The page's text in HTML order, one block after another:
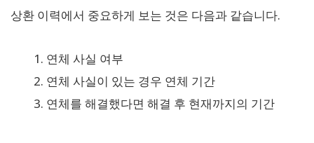
상환 이력에서 중요하게 보는 것은 다음과 같습니다.
연체 사실 여부
연체 사실이 있는 경우 연체 기간
연체를 해결했다면 해결 후 현재까지의 기간